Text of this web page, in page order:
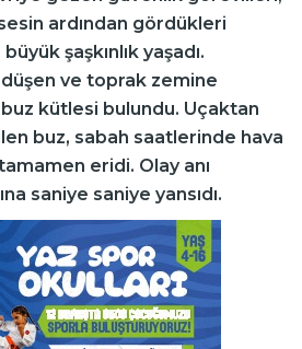
ardından gördükleri
şaşkınlık yaşadı.
düşen ve toprak zemine
kütlesi bulundu. Uçaktan
buz, sabah saatlerinde hava
eridi. Olay anı
saniye saniye yansıdı.